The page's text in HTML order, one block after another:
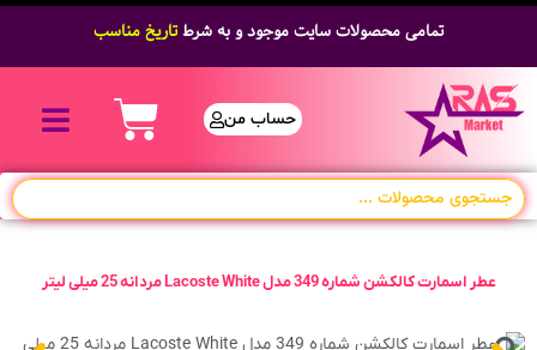
تمامی محصولات سایت موجود و به شرطتاریخ مناسب
حساب من
عطر اسمارت کالکشن شماره 349 مدل Lacoste White مردانه 25 میلی لیتر